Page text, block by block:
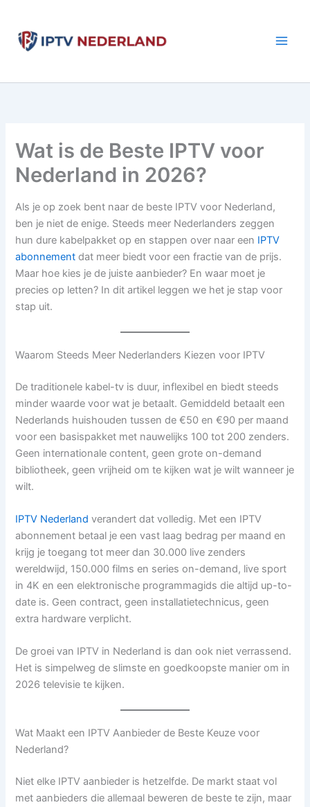
contenu
Wat is de Beste IPTV voor
Nederland in 2026?
Als je op zoek bent naar de beste IPTV voor Nederland,
ben je niet de enige. Steeds meer Nederlanders zeggen
hun dure kabelpakket op en stappen over naar een IPTV
abonnement dat meer biedt voor een fractie van de prijs.
Maar hoe kies je de juiste aanbieder? En waar moet je
precies op letten? In dit artikel leggen we het je stap voor
stap uit.
Waarom Steeds Meer Nederlanders Kiezen voor IPTV
De traditionele kabel-tv is duur, inflexibel en biedt steeds
minder waarde voor wat je betaalt. Gemiddeld betaalt een
Nederlands huishouden tussen de €50 en €90 per maand
voor een basispakket met nauwelijks 100 tot 200 zenders.
Geen internationale content, geen grote on-demand
bibliotheek, geen vrijheid om te kijken wat je wilt wanneer je
wilt.
IPTV Nederland verandert dat volledig. Met een IPTV
abonnement betaal je een vast laag bedrag per maand en
krijg je toegang tot meer dan 30.000 live zenders
wereldwijd, 150.000 films en series on-demand, live sport
in 4K en een elektronische programmagids die altijd up-to-
date is. Geen contract, geen installatietechnicus, geen
extra hardware verplicht.
De groei van IPTV in Nederland is dan ook niet verrassend.
Het is simpelweg de slimste en goedkoopste manier om in
2026 televisie te kijken.
Wat Maakt een IPTV Aanbieder de Beste Keuze voor
Nederland?
Niet elke IPTV aanbieder is hetzelfde. De markt staat vol
met aanbieders die allemaal beweren de beste te zijn, maar